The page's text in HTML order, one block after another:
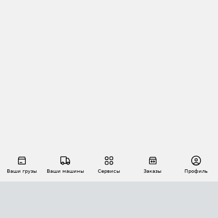
Ваши грузы Ваши машины Сервисы Заказы Профиль